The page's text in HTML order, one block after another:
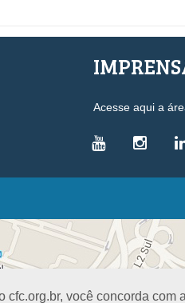
cfc.org.br, você concorda com a
Acesse aqui a